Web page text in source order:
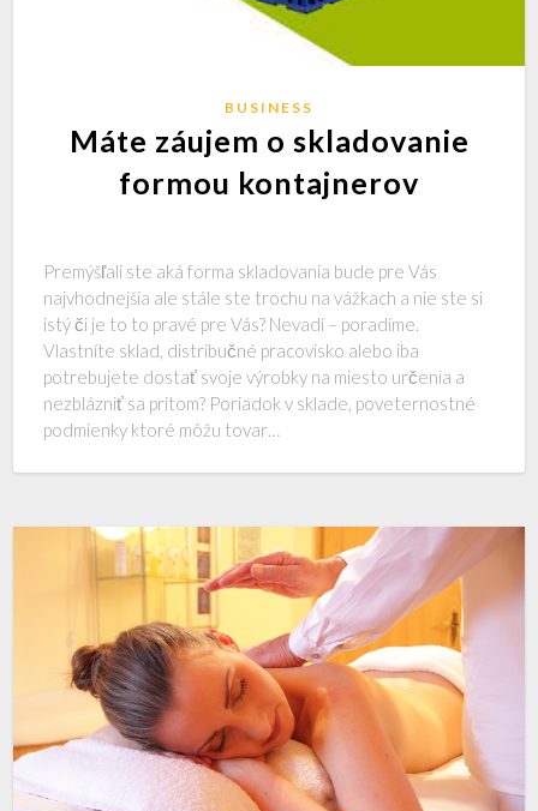
BUSINESS
Máte záujem o skladovanie
formou kontajnerov
Premýšľali ste aká forma skladovania bude pre Vás
najvhodnejšia ale stále ste trochu na vážkach a nie ste si
istý či je to to pravé pre Vás? Nevadí – poradíme.
Vlastníte sklad, distribučné pracovisko alebo iba
potrebujete dostať svoje výrobky na miesto určenia a
nezblázniť sa pritom? Poriadok v sklade, poveternostné
podmienky ktoré môžu tovar…